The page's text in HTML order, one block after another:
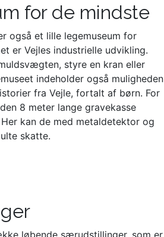
for de mindste
også et lille legemuseum for
er Vejles industrielle udvikling.
styre en kran eller
indeholder også muligheden
fra Vejle, fortalt af børn. For
8 meter lange gravekasse
kan de med metaldetektor og
skatte.
løbende særudstillinger, som er